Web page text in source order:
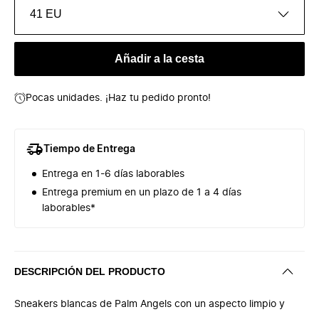
41 EU
Añadir a la cesta
Pocas unidades. ¡Haz tu pedido pronto!
Tiempo de Entrega
Entrega en 1-6 días laborables
Entrega premium en un plazo de 1 a 4 días
laborables*
DESCRIPCIÓN DEL PRODUCTO
Sneakers blancas de Palm Angels con un aspecto limpio y